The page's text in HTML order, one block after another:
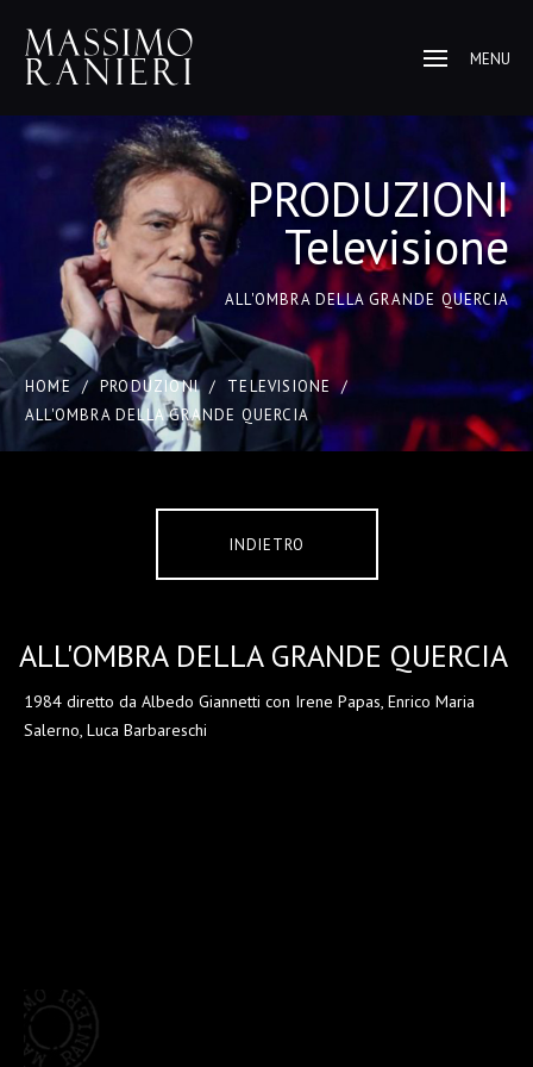
MENU
PRODUZIONI
Televisione
ALL'OMBRA DELLA GRANDE QUERCIA
HOME / PRODUZIONI / TELEVISIONE /
ALL'OMBRA DELLA GRANDE QUERCIA
INDIETRO
ALL'OMBRA DELLA GRANDE QUERCIA
1984 diretto da Albedo Giannetti con Irene Papas, Enrico Maria
Salerno, Luca Barbareschi